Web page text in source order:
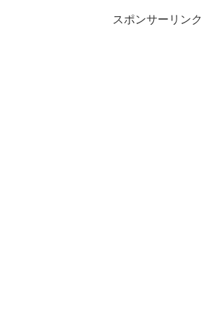
スポンサーリンク